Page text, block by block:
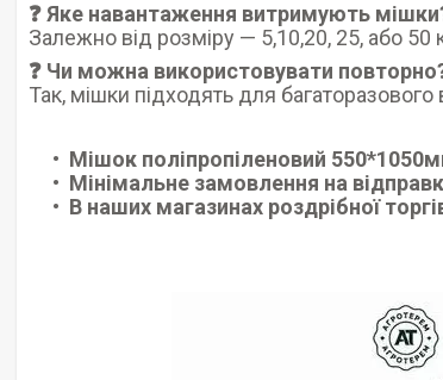
❓ Яке навантаження витримують
Залежно від розміру — 5,10,20, 25, або 50
❓ Чи можна використовувати
Так, мішки підходять для багаторазового
Мішок поліпропіленовий
Мінімальне замовлення на
В наших магазинах роздрібної